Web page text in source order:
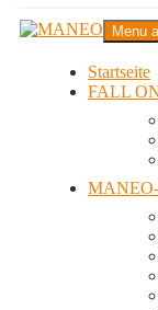
Zum
InhaltMANEO
Das schwule Anti-
Menu
Startseite
FALL